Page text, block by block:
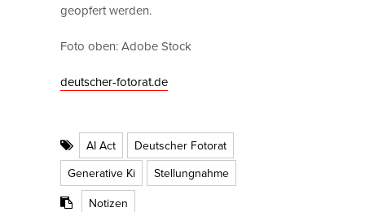
geopfert werden.
Foto oben: Adobe Stock
deutscher-fotorat.de
AI Act
Deutscher Fotorat
Generative Ki
Stellungnahme
Notizen